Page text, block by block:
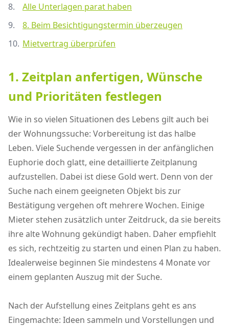
Alle Unterlagen parat haben
8. Beim Besichtigungstermin überzeugen
Mietvertrag überprüfen
1. Zeitplan anfertigen, Wünsche
und Prioritäten festlegen
Wie in so vielen Situationen des Lebens gilt auch bei
der Wohnungssuche: Vorbereitung ist das halbe
Leben. Viele Suchende vergessen in der anfänglichen
Euphorie doch glatt, eine detaillierte Zeitplanung
aufzustellen. Dabei ist diese Gold wert. Denn von der
Suche nach einem geeigneten Objekt bis zur
Bestätigung vergehen oft mehrere Wochen. Einige
Mieter stehen zusätzlich unter Zeitdruck, da sie bereits
ihre alte Wohnung gekündigt haben. Daher empfiehlt
es sich, rechtzeitig zu starten und einen Plan zu haben.
Idealerweise beginnen Sie mindestens 4 Monate vor
einem geplanten Auszug mit der Suche.
Nach der Aufstellung eines Zeitplans geht es ans
Eingemachte: Ideen sammeln und Vorstellungen und